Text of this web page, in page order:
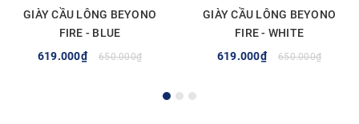
GIÀY CẦU LÔNG BEYONO
FIRE - BLUE
619.000₫
650.000₫
GIÀY CẦU LÔNG BEYONO
FIRE - WHITE
619.000₫
650.000₫